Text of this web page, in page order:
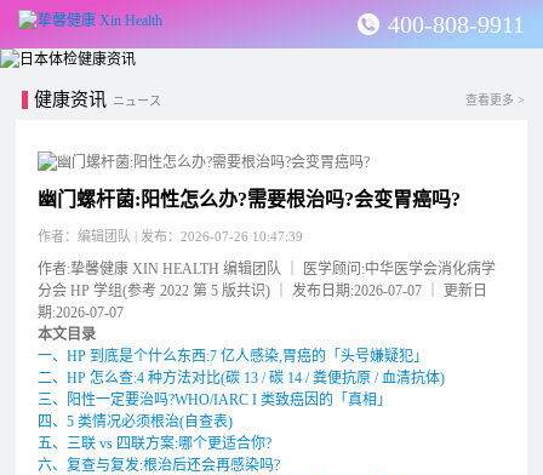
400-808-9911
健康资讯 ニュース 查看更多 >
幽门螺杆菌:阳性怎么办?需要根治吗?会变胃癌吗?
作者：编辑团队 | 发布：2026-07-26 10:47:39
作者:挚馨健康 XIN HEALTH 编辑团队 ｜ 医学顾问:中华医学会消化病学
分会 HP 学组(参考 2022 第 5 版共识) ｜ 发布日期:2026-07-07 ｜ 更新日
期:2026-07-07
本文目录
一、HP 到底是个什么东西:7 亿人感染,胃癌的「头号嫌疑犯」
二、HP 怎么查:4 种方法对比(碳 13 / 碳 14 / 粪便抗原 / 血清抗体)
三、阳性一定要治吗?WHO/IARC I 类致癌因的「真相」
四、5 类情况必须根治(自查表)
五、三联 vs 四联方案:哪个更适合你?
六、复查与复发:根治后还会再感染吗?